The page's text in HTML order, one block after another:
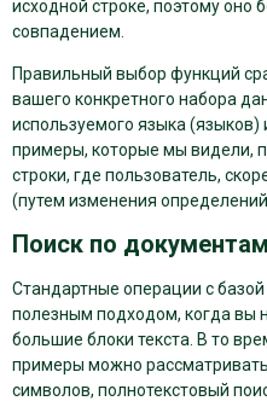
исходной строке, поэтому оно
совпадением.
Правильный выбор функций
вашего конкретного набора
используемого языка (языков)
примеры, которые мы видели,
строки, где пользователь,
(путем изменения
Поиск по документам
Стандартные операции с
полезным подходом, когда вы
большие блоки текста. В то
примеры можно
символов, полнотекстовый